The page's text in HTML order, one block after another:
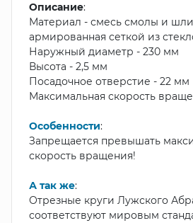
Описание:
Материал - смесь смолы и
армированная сеткой из
Наружный диаметр - 230 мм
Высота - 2,5 мм
Посадочное отверстие - 22 мм
Максимальная скорость
Особенности:
Запрещается превышать
скорость вращения!
А так же:
Отрезные круги Лужского
соответствуют мировым